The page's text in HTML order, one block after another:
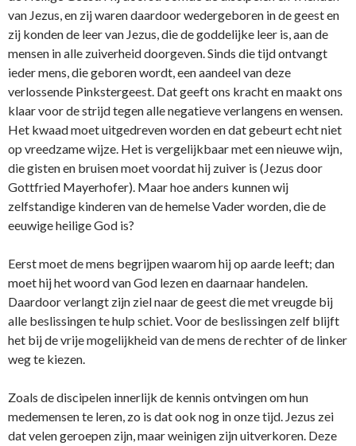
van Jezus, en zij waren daardoor wedergeboren in de geest en
zij konden de leer van Jezus, die de goddelijke leer is, aan de
mensen in alle zuiverheid doorgeven. Sinds die tijd ontvangt
ieder mens, die geboren wordt, een aandeel van deze
verlossende Pinkstergeest. Dat geeft ons kracht en maakt ons
klaar voor de strijd tegen alle negatieve verlangens en wensen.
Het kwaad moet uitgedreven worden en dat gebeurt echt niet
op vreedzame wijze. Het is vergelijkbaar met een nieuwe wijn,
die gisten en bruisen moet voordat hij zuiver is (Jezus door
Gottfried Mayerhofer). Maar hoe anders kunnen wij
zelfstandige kinderen van de hemelse Vader worden, die de
eeuwige heilige God is?
Eerst moet de mens begrijpen waarom hij op aarde leeft; dan
moet hij het woord van God lezen en daarnaar handelen.
Daardoor verlangt zijn ziel naar de geest die met vreugde bij
alle beslissingen te hulp schiet. Voor de beslissingen zelf blijft
het bij de vrije mogelijkheid van de mens de rechter of de linker
weg te kiezen.
Zoals de discipelen innerlijk de kennis ontvingen om hun
medemensen te leren, zo is dat ook nog in onze tijd. Jezus zei
dat velen geroepen zijn, maar weinigen zijn uitverkoren. Deze